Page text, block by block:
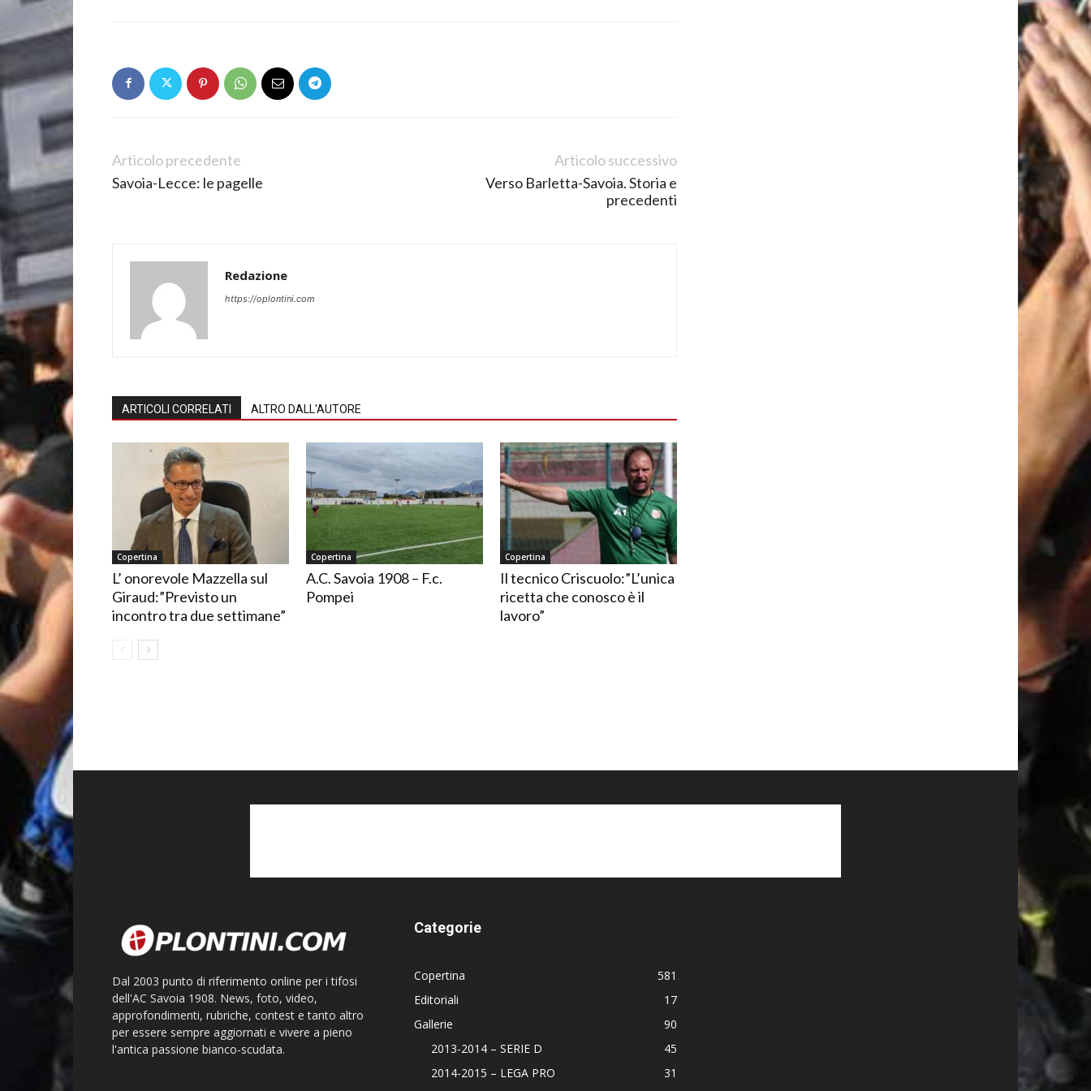
Articolo precedente
Savoia-Lecce: le pagelle
Articolo successivo
Verso Barletta-Savoia. Storia e
precedenti
Redazione
https://oplontini.com
ARTICOLI CORRELATI ALTRO DALL'AUTORE
Copertina
L’ onorevole Mazzella sul
Giraud:”Previsto un
incontro tra due settimane”
Copertina
A.C. Savoia 1908 – F.c.
Pompei
Copertina
Il tecnico Criscuolo:”L’unica
ricetta che conosco è il
lavoro”
Dal 2003 punto di riferimento online per i tifosi
dell'AC Savoia 1908. News, foto, video,
approfondimenti, rubriche, contest e tanto altro
per essere sempre aggiornati e vivere a pieno
l'antica passione bianco-scudata.
Categorie
Copertina
581
Editoriali
17
Gallerie
90
2013-2014 – SERIE D
45
2014-2015 – LEGA PRO
31